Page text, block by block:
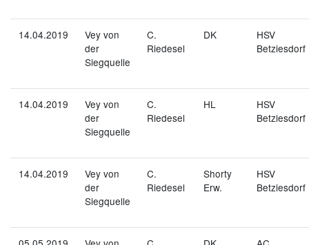
14.04.2019
Vey von
der
Siegquelle
C.
Riedesel
DK
HSV
Betziesdorf
14.04.2019
Vey von
der
Siegquelle
C.
Riedesel
HL
HSV
Betziesdorf
14.04.2019
Vey von
der
Siegquelle
C.
Riedesel
Shorty
Erw.
HSV
Betziesdorf